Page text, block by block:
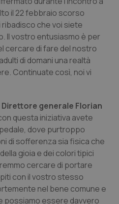
il 22 febbraio scorso
ribadisco che voi siete
Il vostro entusiasmo è per
cercare di fare del nostro
di domani una realtà
Continuate così, noi vi
generale Florian
questa iniziativa avete
dove purtroppo
di sofferenza sia fisica che
gioia e dei colori tipici
cercare di portare
con il vostro stesso
nel bene comune e
possiamo essere davvero